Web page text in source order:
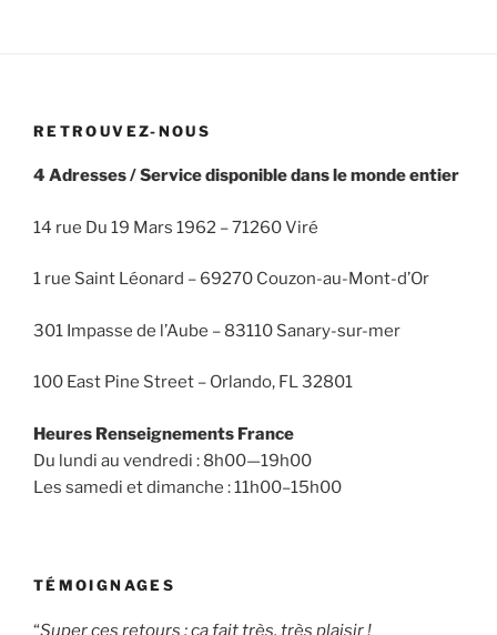
RETROUVEZ-NOUS
4 Adresses / Service disponible dans le monde entier
14 rue Du 19 Mars 1962 – 71260 Viré
1 rue Saint Léonard – 69270 Couzon-au-Mont-d’Or
301 Impasse de l’Aube – 83110 Sanary-sur-mer
100 East Pine Street – Orlando, FL 32801
Heures Renseignements France
Du lundi au vendredi : 8h00—19h00
Les samedi et dimanche : 11h00–15h00
TÉMOIGNAGES
“Super ces retours : ça fait très, très plaisir !